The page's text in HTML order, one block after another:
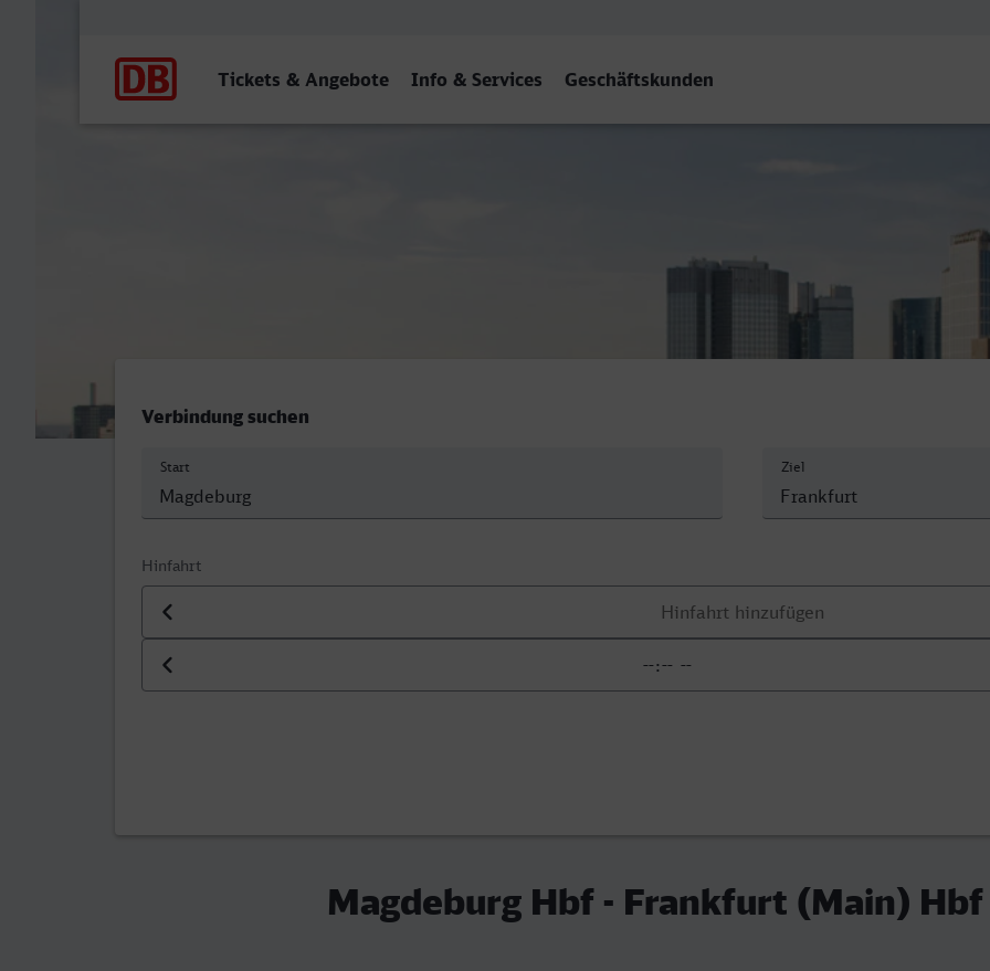
Tickets & Angebote Info & Services Geschäftskunden
Verbindung suchen
Start Ziel
Hinfahrt
Datum der Hinfahrt
Uhrzeit der Hinfahrt
Magdeburg Hbf - Frankfurt (Main) Hbf